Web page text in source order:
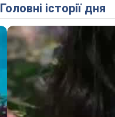
Головні історії дня